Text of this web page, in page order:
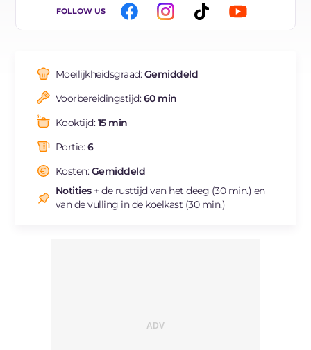
ES
FR
BR
FOLLOW US
Moeilijkheidsgraad:Gemiddeld
Voorbereidingstijd:60 min
Kooktijd:15 min
Portie:6
Kosten:Gemiddeld
Notities+ de rusttijd van het deeg (30 min.) en
van de vulling in de koelkast (30 min.)